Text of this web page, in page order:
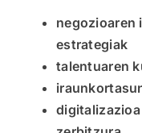
negozioaren
estrategiak
talentuaren